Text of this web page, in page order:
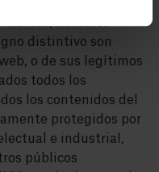
distintivo son
o de sus legítimos
todos los
los contenidos del
protegidos por
e industrial,
públicos